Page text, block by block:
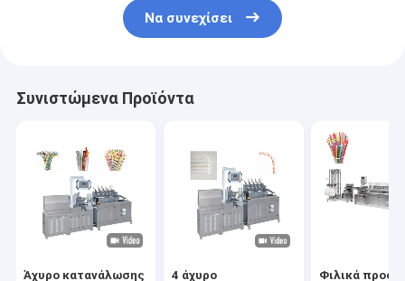
Να συνεχίσει
Συνιστώμενα Προϊόντα
Άχυρο κατανάλωσης 4 άχυρο Φιλικά προς